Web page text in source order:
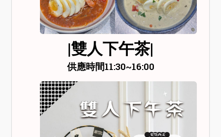
|雙人下午茶|
供應時間11:30~16:00